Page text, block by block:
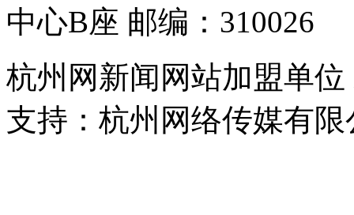
中心B座 邮编：310026
杭州网新闻网站加盟单
支持：杭州网络传媒有限